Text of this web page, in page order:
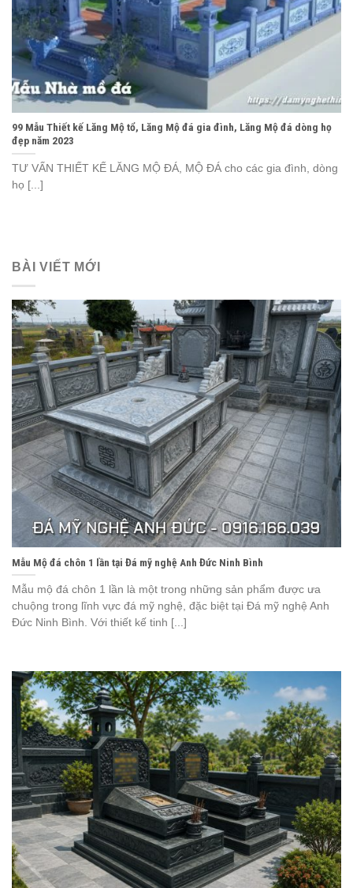
99 Mẫu Thiết kế Lăng Mộ tổ, Lăng Mộ đá gia đình, Lăng Mộ đá dòng họ
đẹp năm 2023
TƯ VẤN THIẾT KẾ LĂNG MỘ ĐÁ, MỘ ĐÁ cho các gia đình, dòng
họ [...]
BÀI VIẾT MỚI
Mẫu Mộ đá chôn 1 lần tại Đá mỹ nghệ Anh Đức Ninh Bình
Mẫu mộ đá chôn 1 lần là một trong những sản phẩm được ưa
chuộng trong lĩnh vực đá mỹ nghệ, đặc biệt tại Đá mỹ nghệ Anh
Đức Ninh Bình. Với thiết kế tinh [...]